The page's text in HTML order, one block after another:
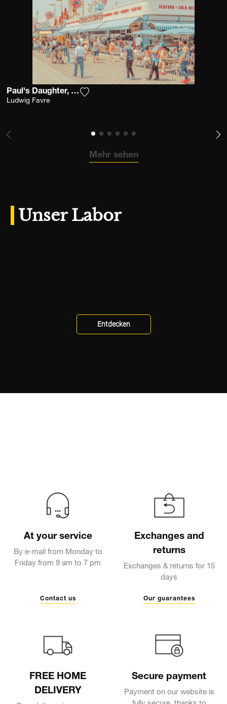
Paul's Daughter, Coney Island
Ludwig Favre
Mehr sehen
Unser Labor
Entdecken
At your service
By e-mail from Monday to
Friday from 9 am to 7 pm
Contact us
Exchanges and
returns
Exchanges & returns for 15
days
Our guarantees
FREE HOME
DELIVERY
Secure payment
Payment on our website is